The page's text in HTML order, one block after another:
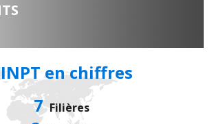
en chiffres
7 Filières